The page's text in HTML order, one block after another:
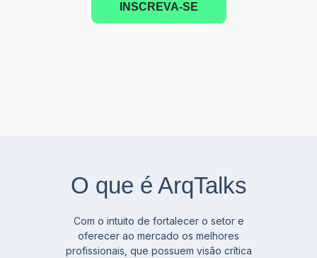
INSCREVA-SE
O que é ArqTalks
Com o intuito de fortalecer o setor e
oferecer ao mercado os melhores
profissionais, que possuem visão crítica